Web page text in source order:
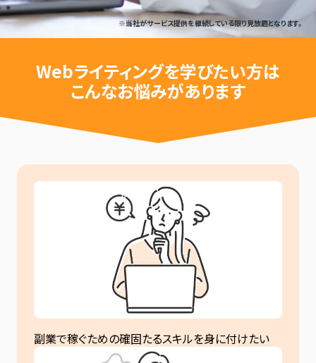
※当社がサービス提供を継続している限り見放題となります。
Webライティングを学びたい方は
こんなお悩みがあります
副業で稼ぐための確固たるスキルを身に付けたい